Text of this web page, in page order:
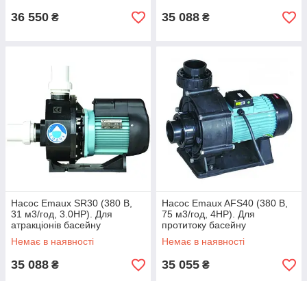
36 550 ₴ 35 088 ₴
Насос Emaux SR30 (380 В,
31 м3/год, 3.0HP). Для
атракціонів басейну
Немає в наявності
35 088 ₴
Насос Emaux AFS40 (380 В,
75 м3/год, 4HP). Для
протитоку басейну
Немає в наявності
35 055 ₴